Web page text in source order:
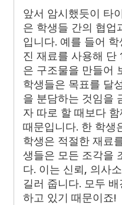
앞서 암시했듯이 타
은 학생들 간의 협업
입니다. 예를 들어
진 재료를 사용해 단
은 구조물을 만들어
학생들은 목표를 달
을 분담하는 것임을
자 따로 할 때보다
때문입니다. 한 학생
학생은 적절한 재료
생들은 모든 조각을
다. 이는 신뢰, 의사
길러 줍니다. 모두
하고 있기 때문이죠!